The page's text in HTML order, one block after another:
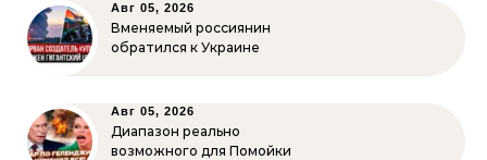
Авг 05, 2026
Вменяемый россиянин
обратился к Украине
Авг 05, 2026
Диапазон реально
возможного для Помойки